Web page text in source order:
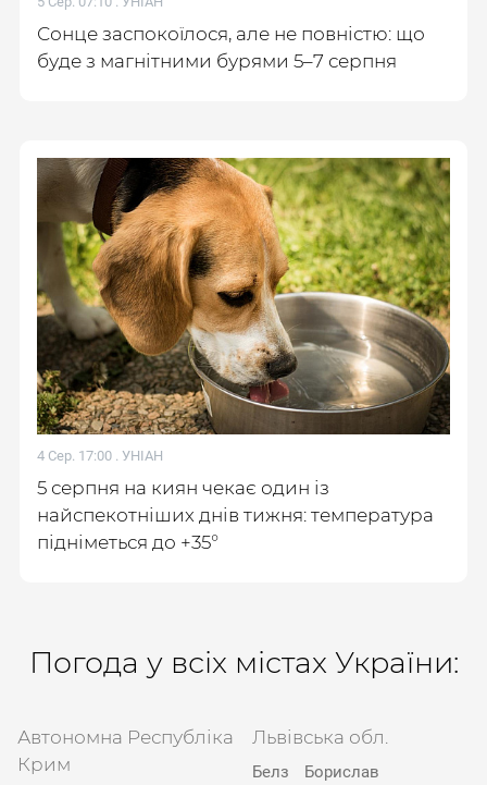
Сонце заспокоїлося, але не повністю: що
буде з магнітними бурями 5–7 серпня
4 Сер. 17:00 . УНІАН
5 серпня на киян чекає один із
найспекотніших днів тижня: температура
підніметься до +35°
Погода у всіх містах України:
Автономна Республіка
Крим
Львівська обл.
Белз
Борислав